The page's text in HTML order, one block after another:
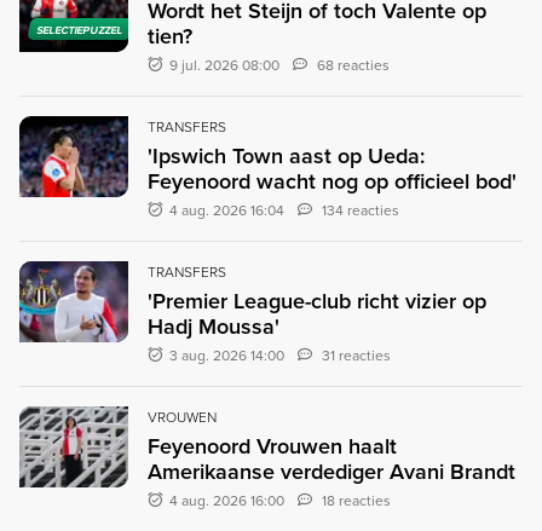
SELECTIEPUZZEL
Wordt het Steijn of toch Valente op
tien?
9 jul. 2026 08:00 68 reacties
TRANSFERS
'Ipswich Town aast op Ueda:
Feyenoord wacht nog op officieel bod'
4 aug. 2026 16:04 134 reacties
TRANSFERS
'Premier League-club richt vizier op
Hadj Moussa'
3 aug. 2026 14:00 31 reacties
VROUWEN
Feyenoord Vrouwen haalt
Amerikaanse verdediger Avani Brandt
4 aug. 2026 16:00 18 reacties